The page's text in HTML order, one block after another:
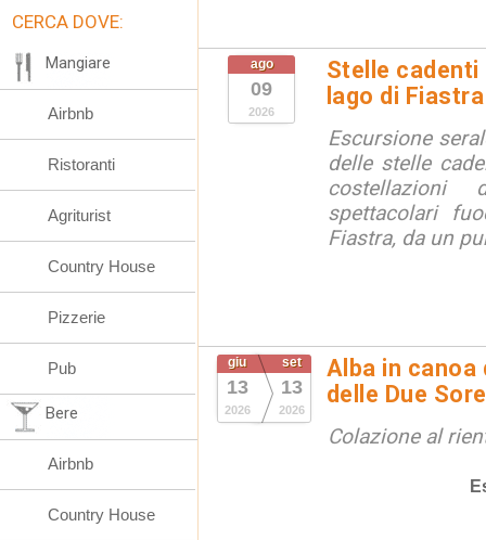
ago
09
2026
Stelle
lago di Fiastra
Escursione
delle stelle
spettacolari
Fiastra, da un
giu
13
2026
set
13
2026
Alba in canoa
delle Due
Colazione al
CERCA DOVE:
Mangiare
Airbnb
Ristoranti
Agriturist
Country House
Pizzerie
Pub
Bere
Airbnb
Country House